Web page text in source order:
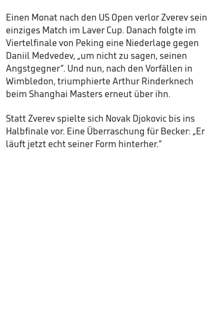
Einen Monat nach den US Open verlor Zverev sein
einziges Match im Laver Cup. Danach folgte im
Viertelfinale von Peking eine Niederlage gegen
Daniil Medvedev, „um nicht zu sagen, seinen
Angstgegner“. Und nun, nach den Vorfällen in
Wimbledon, triumphierte Arthur Rinderknech
beim Shanghai Masters erneut über ihn.
Statt Zverev spielte sich Novak Djokovic bis ins
Halbfinale vor. Eine Überraschung für Becker: „Er
läuft jetzt echt seiner Form hinterher.“